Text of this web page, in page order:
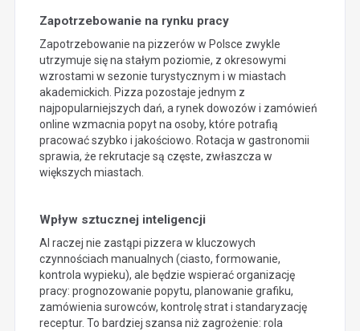
Zapotrzebowanie na rynku pracy
Zapotrzebowanie na pizzerów w Polsce zwykle
utrzymuje się na stałym poziomie, z okresowymi
wzrostami w sezonie turystycznym i w miastach
akademickich. Pizza pozostaje jednym z
najpopularniejszych dań, a rynek dowozów i zamówień
online wzmacnia popyt na osoby, które potrafią
pracować szybko i jakościowo. Rotacja w gastronomii
sprawia, że rekrutacje są częste, zwłaszcza w
większych miastach.
Wpływ sztucznej inteligencji
AI raczej nie zastąpi pizzera w kluczowych
czynnościach manualnych (ciasto, formowanie,
kontrola wypieku), ale będzie wspierać organizację
pracy: prognozowanie popytu, planowanie grafiku,
zamówienia surowców, kontrolę strat i standaryzację
receptur. To bardziej szansa niż zagrożenie: rola